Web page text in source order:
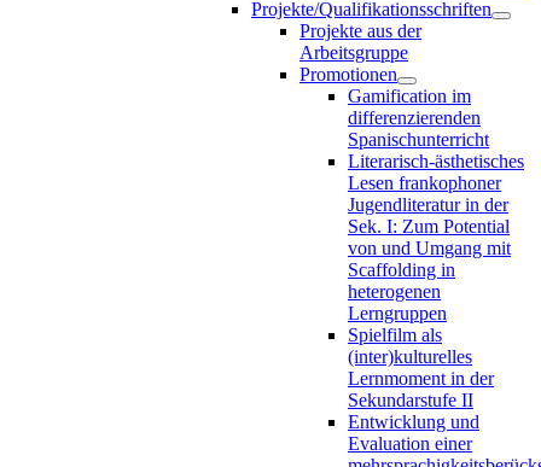
Projekte/Qualifikationsschriften
Projekte aus der
Arbeitsgruppe
Promotionen
Gamification im
differenzierenden
Spanischunterricht
Literarisch-ästhetisches
Lesen frankophoner
Jugendliteratur in der
Sek. I: Zum Potential
von und Umgang mit
Scaffolding in
heterogenen
Lerngruppen
Spielfilm als
(inter)kulturelles
Lernmoment in der
Sekundarstufe II
Entwicklung und
Evaluation einer